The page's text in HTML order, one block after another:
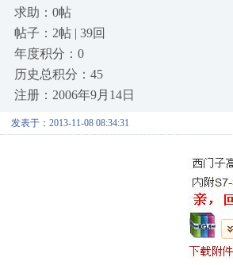
求助：0帖
帖子：2帖 | 39回
年度积分：0
历史总积分：45
注册：2006年9月14日
发表于：2013-11-08 08:34:31